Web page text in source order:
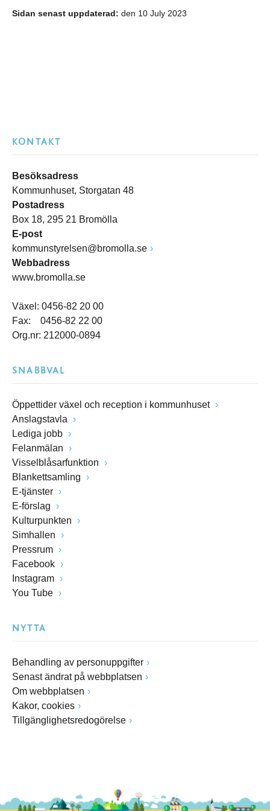
Sidan senast uppdaterad: den 10 July 2023
KONTAKT
Besöksadress
Kommunhuset, Storgatan 48
Postadress
Box 18, 295 21 Bromölla
E-post
kommunstyrelsen@bromolla.se
Webbadress
www.bromolla.se
Växel: 0456-82 20 00
Fax: 0456-82 22 00
Org.nr: 212000-0894
SNABBVAL
Öppettider växel och reception i kommunhuset
Anslagstavla
Lediga jobb
Felanmälan
Visselblåsarfunktion
Blankettsamling
E-tjänster
E-förslag
Kulturpunkten
Simhallen
Pressrum
Facebook
Instagram
You Tube
NYTTA
Behandling av personuppgifter
Senast ändrat på webbplatsen
Om webbplatsen
Kakor, cookies
Tillgänglighetsredogörelse